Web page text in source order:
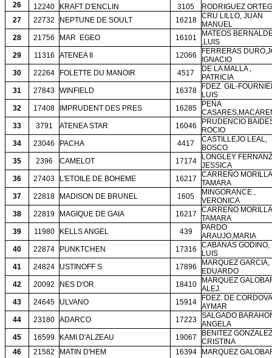
26
12240 KRAFT D'ENCLIN 3105
RODRIGUEZ
27
22732 NEPTUNE DE SOULT 16218
CRU LILLO, JUAN
MANUEL
28
21756 MAR EGEO 16101
MATEOS
,LUIS
29
11316 ATENEA II 12066
FERRERAS
IGNACIO
30
22264 FOLETTE DU MANOIR 4517
DE LA MALLA ,
PATRICIA
31
27843 WINFIELD 16378
FDEZ. GIL-
LUIS
32
17408 IMPRUDENT DES PRES 16285
PEÑA
33
3791 ATENEA STAR 16046
PRUDENCIO
ROCIO
34
23046 PACHA 4417
CASTILLEJO LEAL,
BOSCO
35
2396 CAMELOT 17174
LONGLEY
JESSICA
36
27403 L'ETOILE DE BOHEME 16217
CARREÑO
TAMARA
37
22818 MADISON DE BRUNEL 1605
MINGORANCE ,
VERONICA
38
22819 MAGIQUE DE GAIA 16217
CARREÑO
TAMARA
39
11980 KELLS ANGEL 439
PARDO
ARAUJO,MARIA
40
22874 PUNKTCHEN 17316
CABANAS GODINO,
LUIS
41
24824 USTINOFF S 17896
MARQUEZ GARCIA,
EDUARDO
42
20092 NES D'OR 18410
MARQUEZ
ALEJ.
43
24645 ULVANO 15914
FDEZ. DE
AYMAR
44
23180 ADARCO 17223
SALGADO
ANGELA
45
16599 KAMI D'ALZEAU 19067
BENITEZ
CRISTINA
46
21582 MATIN D'HEM 16394
MARQUEZ